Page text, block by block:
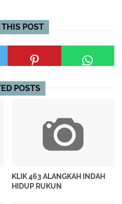
POST
POSTS
KLIK 463 ALANGKAH INDAH
HIDUP RUKUN